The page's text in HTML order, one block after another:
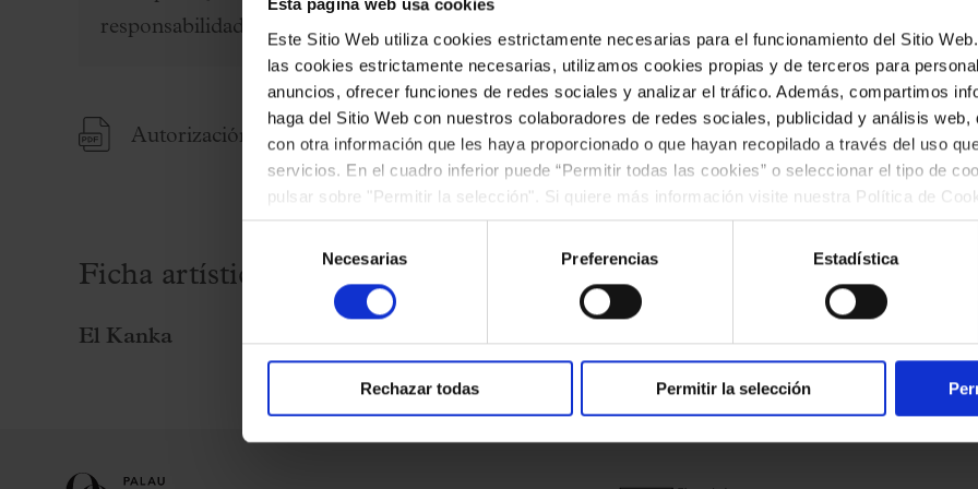
Esta página web usa cookies
Este Sitio Web utiliza cookies estrictamente necesarias para el funcionamiento del Sitio
las cookies estrictamente necesarias, utilizamos cookies propias y de terceros para
anuncios, ofrecer funciones de redes sociales y analizar el tráfico. Además, compartimos
haga del Sitio Web con nuestros colaboradores de redes sociales, publicidad y análisis web,
con otra información que les haya proporcionado o que hayan recopilado a través del uso
servicios. En el cuadro inferior puede “Permitir todas las cookies” o seleccionar el tipo de
pulsar sobre "Permitir la selección". Si quiere más información visite nuestra Política de
podrá deshabilitar o configurar las cookies en cualquier momento.”.
consentimiento
Necesarias Preferencias Estadística
Rechazar todas Permitir la selección
Palau Jove
Temporada 2026-2027
Todas la temporadas
Aula Palau
Descuentos y promociones
Programas de mano
responsabilidad (ver documentos adjuntos) debidamente impresa y cumplimentada.
Autorización menores
Ficha artística
El Kanka